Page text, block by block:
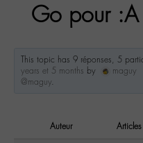
Go pour
This topic has 9 réponses, 5
years et 5 months by
maguy
@maguy.
Auteur Articles